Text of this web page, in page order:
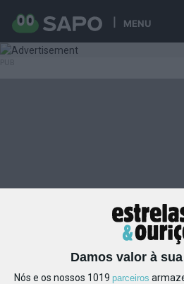
MENU
Damos valor à
Nós e os nossos 1019 parceiros